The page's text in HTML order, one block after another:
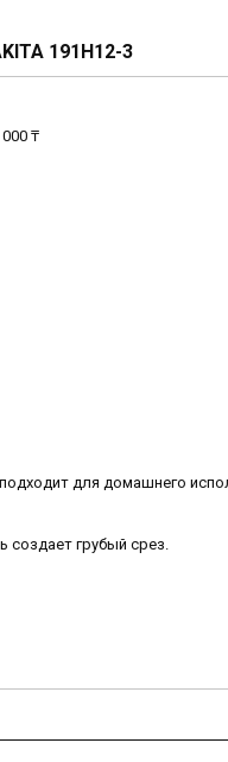
191H12-3
₸
для домашнего
создает грубый срез.